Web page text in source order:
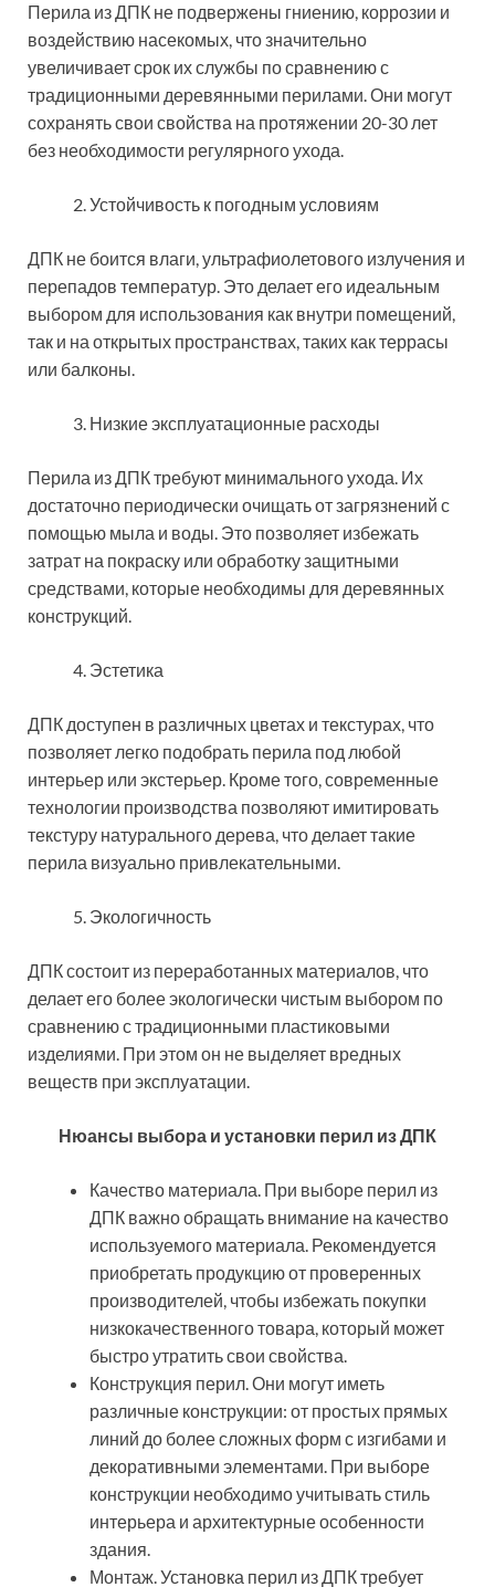
Перила из ДПК не подвержены гниению, коррозии и
воздействию насекомых, что значительно
увеличивает срок их службы по сравнению с
традиционными деревянными перилами. Они могут
сохранять свои свойства на протяжении 20-30 лет
без необходимости регулярного ухода.
Устойчивость к погодным условиям
ДПК не боится влаги, ультрафиолетового излучения и
перепадов температур. Это делает его идеальным
выбором для использования как внутри помещений,
так и на открытых пространствах, таких как террасы
или балконы.
Низкие эксплуатационные расходы
Перила из ДПК требуют минимального ухода. Их
достаточно периодически очищать от загрязнений с
помощью мыла и воды. Это позволяет избежать
затрат на покраску или обработку защитными
средствами, которые необходимы для деревянных
конструкций.
Эстетика
ДПК доступен в различных цветах и текстурах, что
позволяет легко подобрать перила под любой
интерьер или экстерьер. Кроме того, современные
технологии производства позволяют имитировать
текстуру натурального дерева, что делает такие
перила визуально привлекательными.
Экологичность
ДПК состоит из переработанных материалов, что
делает его более экологически чистым выбором по
сравнению с традиционными пластиковыми
изделиями. При этом он не выделяет вредных
веществ при эксплуатации.
Нюансы выбора и установки перил из ДПК
Качество материала. При выборе перил из
ДПК важно обращать внимание на качество
используемого материала. Рекомендуется
приобретать продукцию от проверенных
производителей, чтобы избежать покупки
низкокачественного товара, который может
быстро утратить свои свойства.
Конструкция перил. Они могут иметь
различные конструкции: от простых прямых
линий до более сложных форм с изгибами и
декоративными элементами. При выборе
конструкции необходимо учитывать стиль
интерьера и архитектурные особенности
здания.
Монтаж. Установка перил из ДПК требует